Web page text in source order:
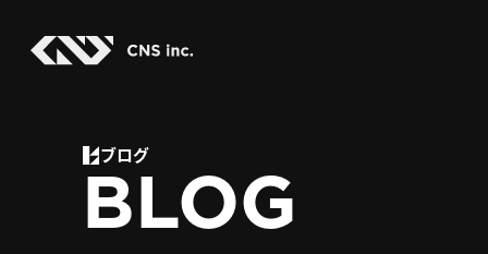
ブログ
BLOG